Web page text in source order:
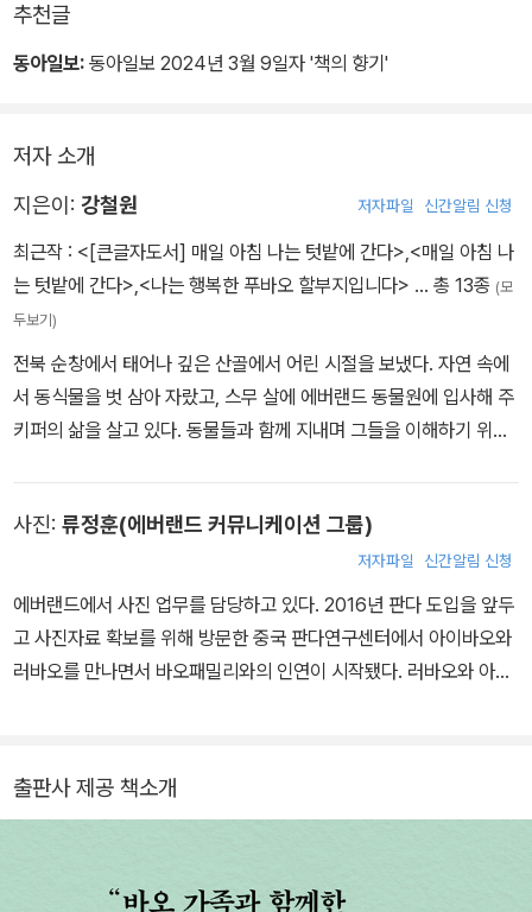
추천글
동아일보: 동아일보 2024년 3월 9일자 '책의 향기'
저자 소개
지은이: 강철원 저자파일 신간알림 신청
최근작 : <[큰글자도서] 매일 아침 나는 텃밭에 간다>,<매일 아침 나
는 텃밭에 간다>,<나는 행복한 푸바오 할부지입니다> … 총 13종 (모
두보기)
전북 순창에서 태어나 깊은 산골에서 어린 시절을 보냈다. 자연 속에
서 동식물을 벗 삼아 자랐고, 스무 살에 에버랜드 동물원에 입사해 주
키퍼의 삶을 살고 있다. 동물들과 함께 지내며 그들을 이해하기 위해
오를 맡으면서 ‘판다 아빠’로, 여러 전문가들과 함께 노력한 끝에 국내
최초 자연 번식으로 태어난 푸바오로 인해 ‘판다 할부지’로 불리고 있
다. 지금까지 다양한 개성과 특징을 가진 야생 동물과 지내면서 생명
의 소중함과 보듬는 마음가짐을 배웠고, 그들의 선한 영향력을 알리
기 위한 노력을 계속하고 있다. 2024년 7월부터 네이버 카페 ‘에버
행복한 푸바오 할부지입니다》를 집필했고, 2024년에 개봉한 영화 <
사진: 류정훈(에버랜드 커뮤니케이션 그룹)
저자파일 신간알림 신청
에버랜드에서 사진 업무를 담당하고 있다. 2016년 판다 도입을 앞두
고 사진자료 확보를 위해 방문한 중국 판다연구센터에서 아이바오와
러바오를 만나면서 바오패밀리와의 인연이 시작됐다. 러바오와 아이
는 아이바오의 모성애를 지켜보면서 깊은 감동을 받았다. 자연분만
타임>에 ‘올해의 사진’으로 선정되었다. 사랑과 기쁨으로 다가와 무
출판사 제공 책소개